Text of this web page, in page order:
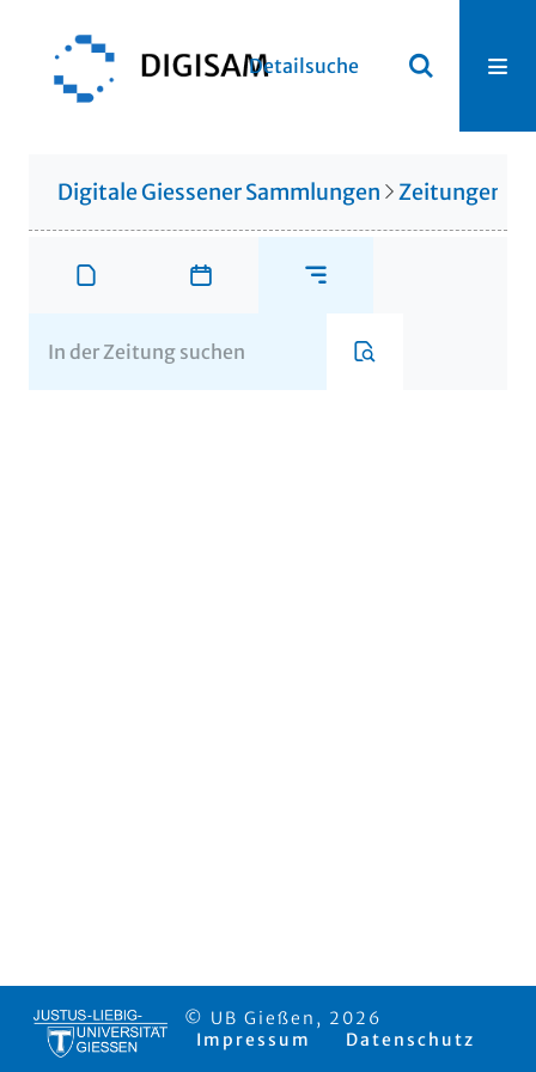
Detailsuche
Digitale Giessener Sammlungen Zeitungen
© UB Gießen, 2026
Impressum
Datenschutz